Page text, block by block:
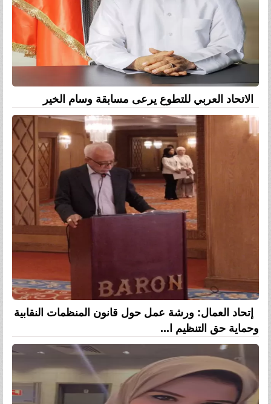
الاتحاد العربي للتطوع يرعى مسابقة وسام الخير
إتحاد العمال: ورشة عمل حول قانون المنظمات النقابية
وحماية حق التنظيم ا...